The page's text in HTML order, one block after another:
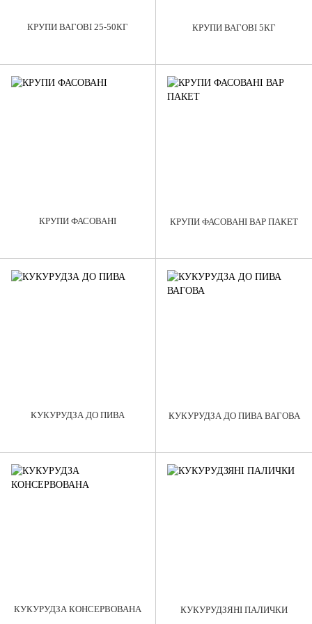
КРУПИ ВАГОВІ 25-50КГ КРУПИ ВАГОВІ 5КГ
КРУПИ ФАСОВАНІ КРУПИ ФАСОВАНІ ВАР ПАКЕТ
КУКУРУДЗА ДО ПИВА КУКУРУДЗА ДО ПИВА ВАГОВА
КУКУРУДЗА КОНСЕРВОВАНА КУКУРУДЗЯНІ ПАЛИЧКИ